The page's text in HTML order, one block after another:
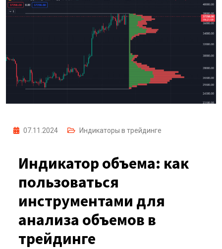
07.11.2024 Индикаторы в трейдинге
Индикатор объема: как
пользоваться
инструментами для
анализа объемов в
трейдинге